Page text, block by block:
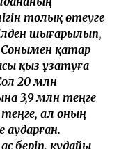
ата-анасы
Желіде Әділет
әйелі қайтыс
өзіне алып
өзі емес,